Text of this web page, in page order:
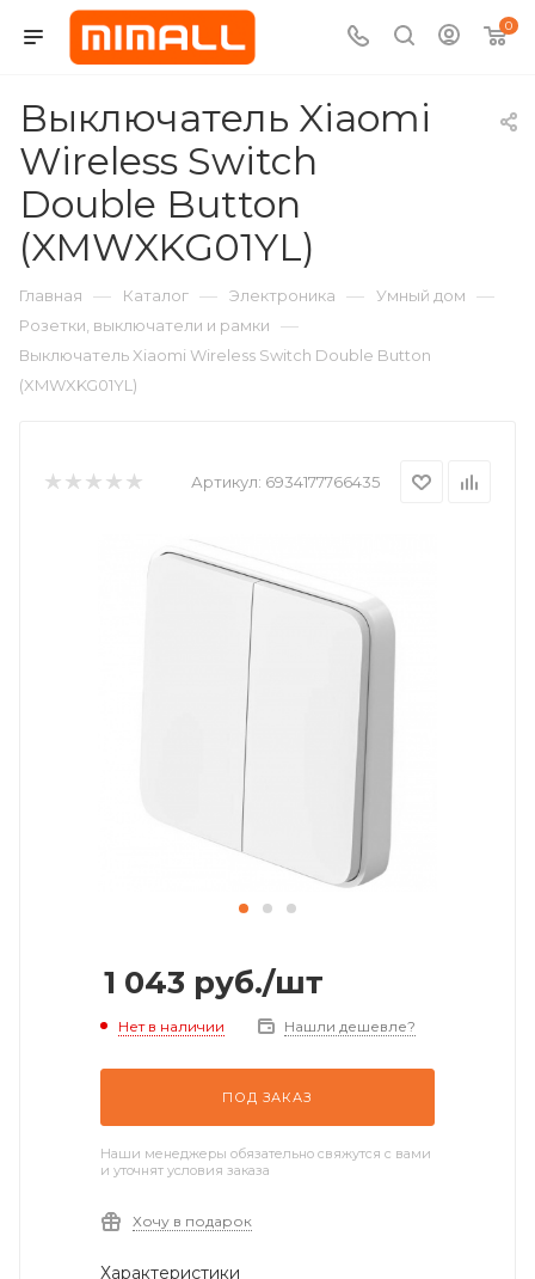
0
Выключатель Xiaomi
Wireless Switch
Double Button
(XMWXKG01YL)
Главная — Каталог — Электроника — Умный дом —
Розетки, выключатели и рамки —
Выключатель Xiaomi Wireless Switch Double Button
(XMWXKG01YL)
Артикул: 6934177766435
1 043 руб./шт
Нет в наличии Нашли дешевле?
ПОД ЗАКАЗ
Наши менеджеры обязательно свяжутся с вами
и уточнят условия заказа
Хочу в подарок
Характеристики